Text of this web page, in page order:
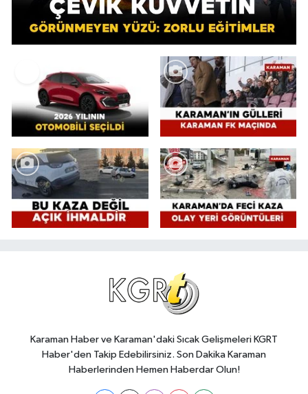
Karaman Haber ve Karaman'daki Sıcak Gelişmeleri KGRT
Haber'den Takip Edebilirsiniz. Son Dakika Karaman
Haberlerinden Hemen Haberdar Olun!